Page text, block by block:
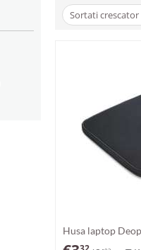
Sortati crescator
Husa laptop